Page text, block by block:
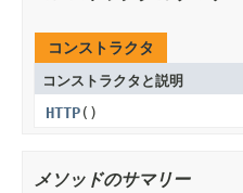
コンストラクタ
コンストラクタと説明
HTTP()
メソッドのサマリー